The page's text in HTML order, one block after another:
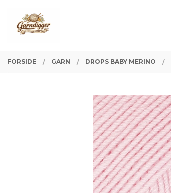
innholdet
PRODUKTER
FORSIDE GARN DROPS BABY MERINO